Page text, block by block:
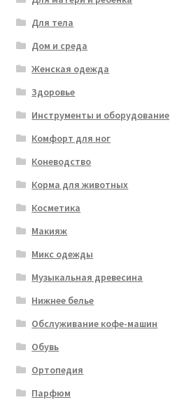
Для тела
Дом и среда
Женская одежда
Здоровье
Инструменты и оборудование
Комфорт для ног
Коневодство
Корма для животных
Косметика
Макияж
Микс одежды
Музыкальная древесина
Нижнее белье
Обслуживание кофе-машин
Обувь
Ортопедия
Парфюм